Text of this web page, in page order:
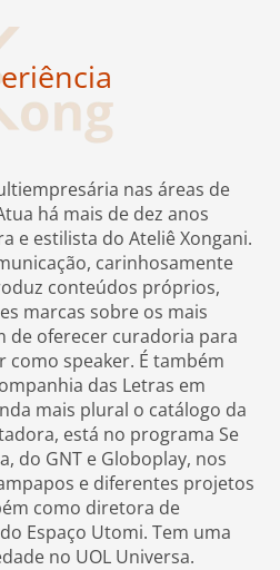
nas áreas de
há mais de dez anos
e estilista do Ateliê Xongani.
carinhosamente
conteúdos próprios,
marcas sobre os mais
de oferecer curadoria para
como speaker. É também
das Letras em
mais plural o catálogo da
está no programa Se
do GNT e Globoplay, nos
e diferentes projetos
como diretora de
Espaço Utomi. Tem uma
no UOL Universa.